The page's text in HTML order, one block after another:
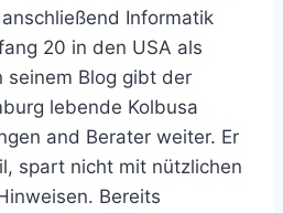
Informatik
20 in den USA als
seinem Blog gibt der
lebende Kolbusa
and Berater weiter. Er
spart nicht mit nützlichen
Bereits